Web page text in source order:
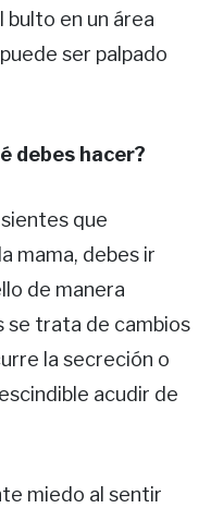
bulto en un área
ser palpado
debes hacer?
que
mama, debes ir
de manera
se trata de cambios
la secreción o
acudir de
miedo al sentir